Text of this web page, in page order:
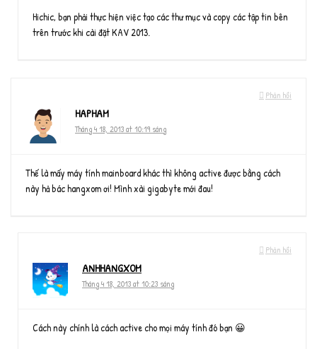
Hichic, bạn phải thực hiện việc tạo các thư mục và copy các tập tin bên
trên trước khi cài đặt KAV 2013.
Phản hồi
HAPHAM
Tháng 4 18, 2013 at 10:19 sáng
Thế là mấy máy tính mainboard khác thì không active được bằng cách
này hả bác hangxom ơi! Mình xài gigabyte mới đau!
Phản hồi
ANHHANGXOM
Tháng 4 18, 2013 at 10:23 sáng
Cách này chính là cách active cho mọi máy tính đó bạn 😀